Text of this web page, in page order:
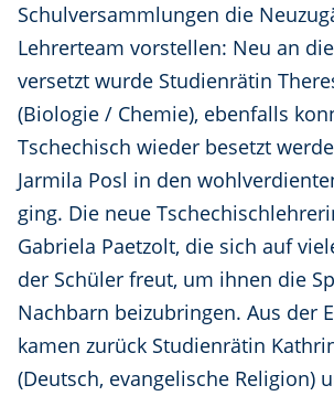
Schulversammlungen die
Lehrerteam vorstellen: Neu an
versetzt wurde Studienrätin
(Biologie / Chemie), ebenfalls
Tschechisch wieder besetzt
Jarmila Posl in den
ging. Die neue
Gabriela Paetzolt, die sich auf
der Schüler freut, um ihnen die
Nachbarn beizubringen. Aus der
kamen zurück Studienrätin
(Deutsch, evangelische Religion)